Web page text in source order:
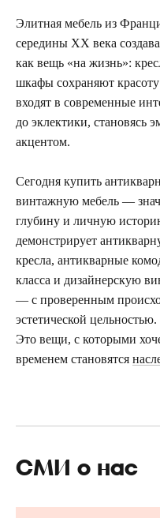
Элитная мебель из
середины XX века
как вещь «на жизнь»:
шкафы сохраняют
входят в современные
до эклектики, становясь
акцентом.
Сегодня купить
винтажную мебель —
глубину и личную
демонстрирует
кресла, антикварные
класса и дизайнерскую
— с проверенным
эстетической цельностью.
Это вещи, с которыми
временем становятся
СМИ о нас